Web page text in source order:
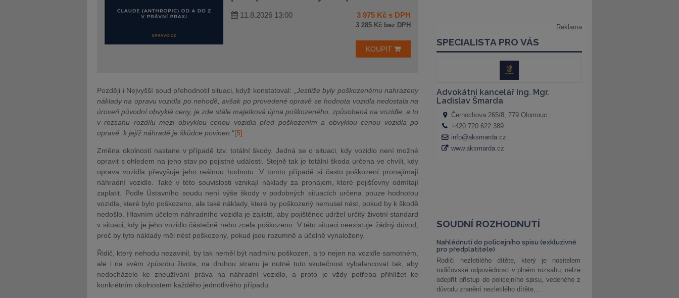
11.8.2026 13:00 3 975 Kč s DPH
3 285 Kč bez DPH
KOUPIT
Později i Nejvyšší soud přehodnotil situaci, když konstatoval: „ Jestliže byly poškozenému nahrazeny
náklady na opravu vozidla po nehodě, avšak po provedené opravě se hodnota vozidla nedostala na
úroveň původní obvyklé ceny, je zde stále majetková újma poškozeného, způsobená na vozidle, a to
v rozsahu rozdílu mezi obvyklou cenou vozidla před poškozením a obvyklou cenou vozidla po
opravě, k jejíž náhradě je škůdce povinen .“[5]
Změna okolností nastane v případě tzv. totální škody. Jedná se o situaci, kdy vozidlo není možné
opravit s ohledem na jeho stav po pojistné události. Stejně tak je totální škoda určena ve chvíli, kdy
oprava vozidla převyšuje jeho reálnou hodnotu. V tomto případě si často poškození pronajímají
náhradní vozidlo. Také v této souvislosti vznikají náklady za pronájem, které pojišťovny odmítají
zaplatit. Podle Ústavního soudu není výše škody v podobných situacích určena pouze hodnotou
vozidla, které bylo poškozeno, ale také náklady, které by poškozený nemusel nést, pokud by k škodě
nedošlo. Hlavním účelem náhradního vozidla je zajistit, aby pojištěnec udržel určitý životní standard
v situaci, kdy je jeho vozidlo částečně nebo zcela poškozeno. V této situaci neexistuje žádný důvod,
proč by tyto náklady měl nést poškozený, pokud jsou rozumně a účelně vynaloženy.
Řidič, který nehodu nezavinil, by tak neměl být nadmíru poškozen, a to nejen na vozidle samotném,
ale i na svém způsobu života, na druhou stranu je nutné tuto skutečnost vybalancovat tak, aby
nedocházelo ke zneužívání práva na náhradní vozidlo, a proto je vždy potřeba přihlížet ke
konkrétním okolnostem každého jednotlivého případu.
SOUDNÍ ROZHODNUTÍ
Nahlédnutí do policejního spisu (exkluzivně
pro předplatitele)
Rodiči nezletilého dítěte, který je nositelem
rodičovské odpovědnosti v plném rozsahu, nelze
odepřít přístup do policejního spisu, vedeného z
důvodu zranění nezletilého dítěte,...